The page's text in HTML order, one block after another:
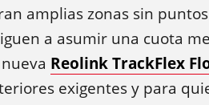
amplias zonas sin
a asumir una cuota
Reolink TrackFlex
exigentes y para